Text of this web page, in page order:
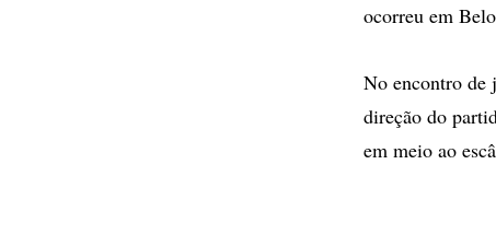
ocorreu em
No encontro de
direção do
em meio ao